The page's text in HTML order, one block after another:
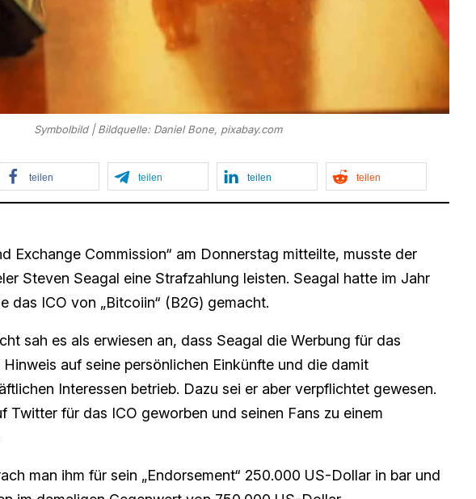
Symbolbild | Bildquelle: Daniel Bone, pixabay.com
teilen teilen teilen teilen
Exchange Commission“ am Donnerstag mitteilte, musste der
Steven Seagal eine Strafzahlung leisten. Seagal hatte im Jahr
das ICO von „Bitcoiin“ (B2G) gemacht.
sah es als erwiesen an, dass Seagal die Werbung für das
auf seine persönlichen Einkünfte und die damit
Interessen betrieb. Dazu sei er aber verpflichtet gewesen.
Twitter für das ICO geworben und seinen Fans zu einem
man ihm für sein „Endorsement“ 250.000 US-Dollar in bar und